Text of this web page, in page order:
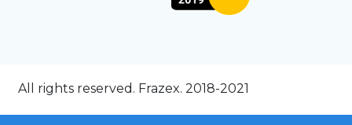
All rights reserved. Frazex. 2018-2021